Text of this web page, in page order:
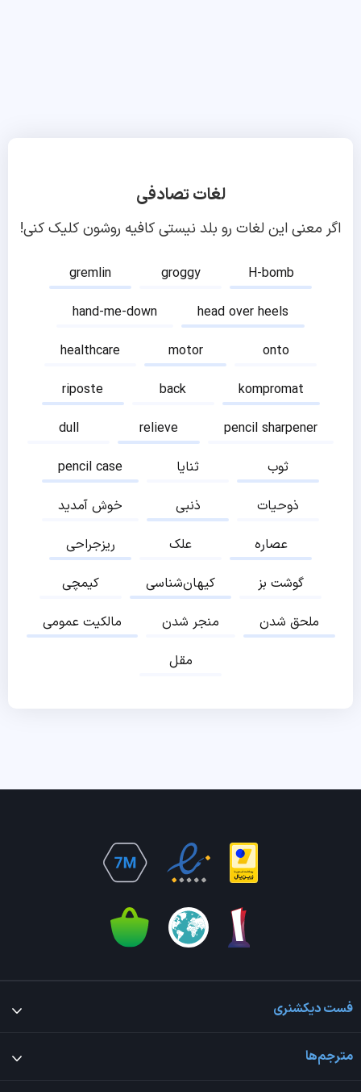
لغات تصادفی
اگر معنی این لغات رو بلد نیستی کافیه روشون کلیک کنی!
gremlin groggy
H-bomb
hand-me-down
head over heels
healthcare
motor
onto
riposte
back
kompromat
dull
relieve
pencil sharpener
pencil case
ثنایا
ثوب
خوش آمدید
ذنبی
ذوحیات
ریزجراحی
علک
عصاره
کیمچی
کیهان‌شناسی
گوشت بز
مالکیت عمومی
منجر شدن
ملحق شدن
مقل
فست دیکشنری
مترجم‌ها